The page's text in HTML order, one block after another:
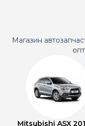
Магазин
Mitsubishi ASX